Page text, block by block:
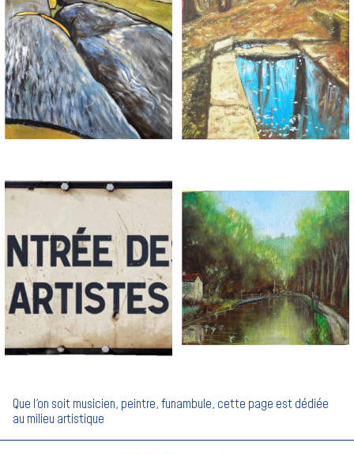
Que l'on soit musicien, peintre, funambule, cette page est dédiée
au milieu artistique